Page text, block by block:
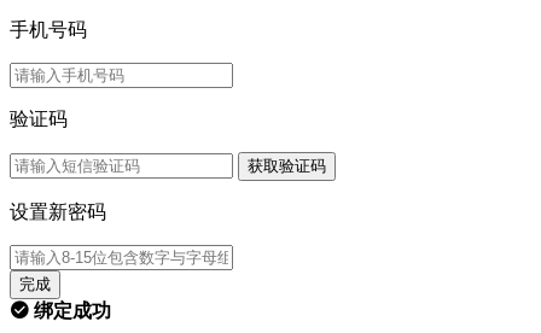
手机号码
验证码
获取验证码
设置新密码
完成
绑定成功